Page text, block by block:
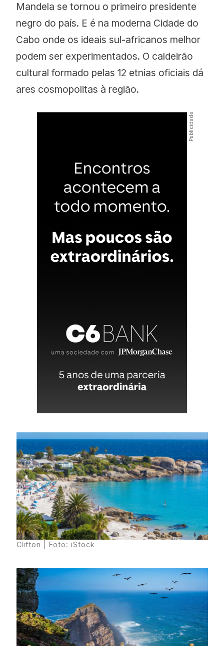
Mandela se tornou o primeiro presidente
negro do país. E é na moderna Cidade do
Cabo onde os ideais sul-africanos melhor
podem ser experimentados. O caldeirão
cultural formado pelas 12 etnias oficiais dá
ares cosmopolitas à região.
Clifton | Foto: iStock